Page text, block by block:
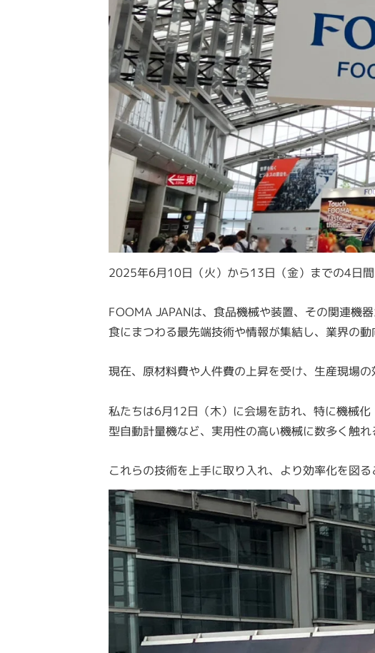
2025年6月10日（火）から13日（金）までの4日
FOOMA JAPANは、食品機械や装置、その関連機
食にまつわる最先端技術や情報が集結し、業界の
現在、原材料費や人件費の上昇を受け、生産現場の
私たちは6月12日（木）に会場を訪れ、特に機械
型自動計量機など、実用性の高い機械に数多く触れ
これらの技術を上手に取り入れ、より効率化を図